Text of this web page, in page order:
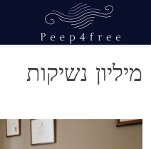
content
מיליון נשיקות